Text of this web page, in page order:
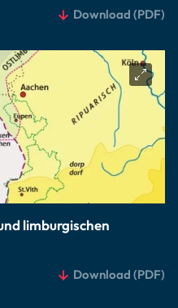
Download (PDF)
limburgischen
Download (PDF)